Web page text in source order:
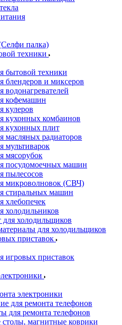
палка)
техники
бытовой техники
блендеров и миксеров
водонагревателей
кофемашин
кулеров
кухонных комбаинов
кухонных плит
масляных радиаторов
мультиварок
мясорубок
посудомоечных машин
пылесосов
микроволновок (СВЧ)
стиральных машин
хлебопечек
холодильников
для холодильщиков
для холодильщиков
приставок
игровых приставок
электроники
для ремонта телефонов
для ремонта телефонов
магнитные коврики
сменные